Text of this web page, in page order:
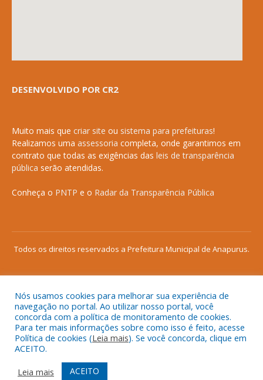
DESENVOLVIDO POR CR2
Muito mais que criar site ou sistema para prefeituras!
Realizamos uma assessoria completa, onde garantimos em
contrato que todas as exigências das leis de transparência
pública serão atendidas.
Conheça o PNTP e o Radar da Transparência Pública
Todos os direitos reservados a Prefeitura Municipal de Anapurus.
Mapa do Site
Acessar Área Administrativa
Acessar o Webmail
Nós usamos cookies para melhorar sua experiência de
navegação no portal. Ao utilizar nosso portal, você
concorda com a política de monitoramento de cookies.
Para ter mais informações sobre como isso é feito, acesse
Política de cookies (Leia mais). Se você concorda, clique em
ACEITO.
Leia mais
ACEITO